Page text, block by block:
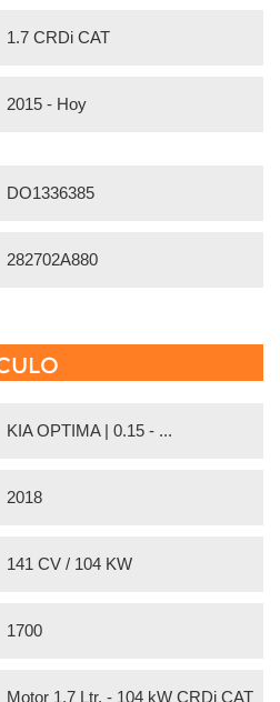
1.7 CRDi CAT
2015 - Hoy
DO1336385
282702A880
KIA OPTIMA | 0.15 - ...
2018
141 CV / 104 KW
1700
Motor 1,7 Ltr. - 104 kW CRDi CAT